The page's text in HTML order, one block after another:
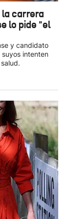
la carrera
lo pide "el
y candidato
intenten